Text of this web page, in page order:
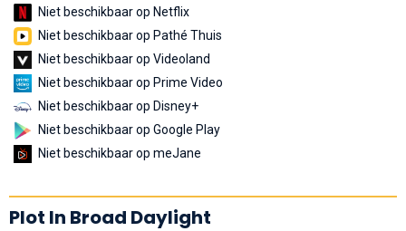
Niet beschikbaar op Netflix
Niet beschikbaar op Pathé Thuis
Niet beschikbaar op Videoland
Niet beschikbaar op Prime Video
Niet beschikbaar op Disney+
Niet beschikbaar op Google Play
Niet beschikbaar op meJane
Plot In Broad Daylight